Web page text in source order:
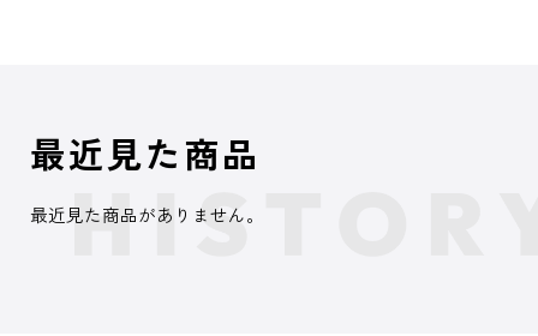
最近見た商品
最近見た商品がありません。